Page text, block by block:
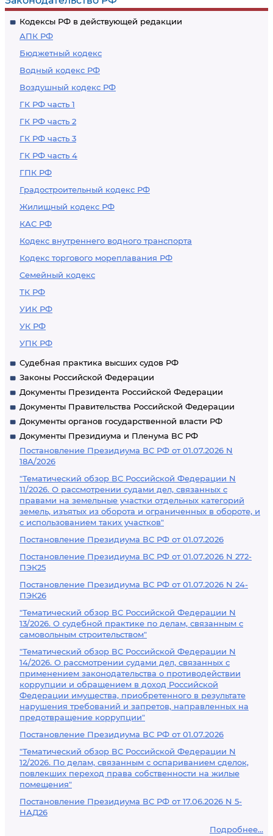
Кодексы РФ в действующей редакции
АПК РФ
Бюджетный кодекс
Водный кодекс РФ
Воздушный кодекс РФ
ГК РФ часть 1
ГК РФ часть 2
ГК РФ часть 3
ГК РФ часть 4
ГПК РФ
Градостроительный кодекс РФ
Жилищный кодекс РФ
КАС РФ
Кодекс внутреннего водного транспорта
Кодекс торгового мореплавания РФ
Семейный кодекс
ТК РФ
УИК РФ
УК РФ
УПК РФ
Судебная практика высших судов РФ
Законы Российской Федерации
Документы Президента Российской Федерации
Документы Правительства Российской Федерации
Документы органов государственной власти РФ
Документы Президиума и Пленума ВС РФ
Постановление Президиума ВС РФ от 01.07.2026 N
18А/2026
"Тематический обзор ВС Российской Федерации N
11/2026. О рассмотрении судами дел, связанных с
правами на земельные участки отдельных категорий
земель, изъятых из оборота и ограниченных в обороте, и
с использованием таких участков"
Постановление Президиума ВС РФ от 01.07.2026
Постановление Президиума ВС РФ от 01.07.2026 N 272-
ПЭК25
Постановление Президиума ВС РФ от 01.07.2026 N 24-
ПЭК26
"Тематический обзор ВС Российской Федерации N
13/2026. О судебной практике по делам, связанным с
самовольным строительством"
"Тематический обзор ВС Российской Федерации N
14/2026. О рассмотрении судами дел, связанных с
применением законодательства о противодействии
коррупции и обращением в доход Российской
Федерации имущества, приобретенного в результате
нарушения требований и запретов, направленных на
предотвращение коррупции"
Постановление Президиума ВС РФ от 01.07.2026
"Тематический обзор ВС Российской Федерации N
12/2026. По делам, связанным с оспариванием сделок,
повлекших переход права собственности на жилые
помещения"
Постановление Президиума ВС РФ от 17.06.2026 N 5-
НАД26
Подробнее...